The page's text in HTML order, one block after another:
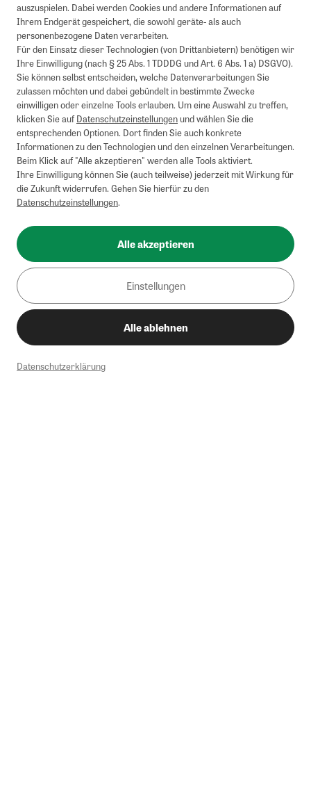
auszuspielen. Dabei werden Cookies und andere Informationen auf
Ihrem Endgerät gespeichert, die sowohl geräte- als auch
personenbezogene Daten verarbeiten.
Für den Einsatz dieser Technologien (von Drittanbietern) benötigen wir
Ihre Einwilligung (nach § 25 Abs. 1 TDDDG und Art. 6 Abs. 1 a) DSGVO).
Sie können selbst entscheiden, welche Datenverarbeitungen Sie
zulassen möchten und dabei gebündelt in bestimmte Zwecke
einwilligen oder einzelne Tools erlauben. Um eine Auswahl zu treffen,
klicken Sie aufDatenschutzeinstellungenund wählen Sie die
entsprechenden Optionen. Dort finden Sie auch konkrete
Informationen zu den Technologien und den einzelnen Verarbeitungen.
Beim Klick auf "Alle akzeptieren" werden alle Tools aktiviert.
Ihre Einwilligung können Sie (auch teilweise) jederzeit mit Wirkung für
die Zukunft widerrufen. Gehen Sie hierfür zu den
Datenschutzeinstellungen.
Alle akzeptieren
Einstellungen
Alle ablehnen
Datenschutzerklärung